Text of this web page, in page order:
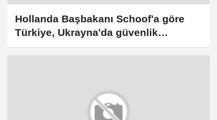
Hollanda Başbakanı Schoof'a göre
Türkiye, Ukrayna'da güvenlik
garantilerine katkıda bulunabilir